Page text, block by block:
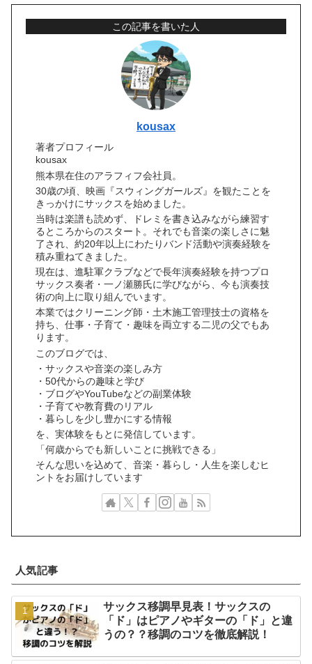
この記事を書いた人
kousax
著者プロフィール
kousax
熊本県在住のアラフィフ会社員。
30歳の頃、映画『スウィングガールズ』を観たことを
きっかけにサックスを始めました。
当時は楽譜も読めず、ドレミを書き込みながら練習す
るところからのスタート。それでも音楽の楽しさに魅
了され、約20年以上にわたりバンド活動や演奏経験を
積み重ねてきました。
現在は、進駐軍クラブなどで長年演奏経験を持つプロ
サックス奏者・一ノ瀬勝氏に学びながら、今も演奏技
術の向上に取り組んでいます。
本業ではクリーニング師・土木施工管理技士の資格を
持ち、仕事・子育て・趣味を両立する二児の父でもあ
ります。
このブログでは、
・サックスや音楽の楽しみ方
・50代からの趣味と学び
・ブログやYouTubeなどの副業体験
・子育てや教育費のリアル
・暮らしを少し豊かにする情報
を、実体験をもとに発信しています。
「何歳からでも新しいことに挑戦できる」
そんな思いを込めて、音楽・暮らし・人生を楽しむヒ
ントをお届けしています
人気記事
サックス移調早見表！サックスの
「ド」はピアノやギターの「ド」と違
うの？？移調のコツを徹底解説！